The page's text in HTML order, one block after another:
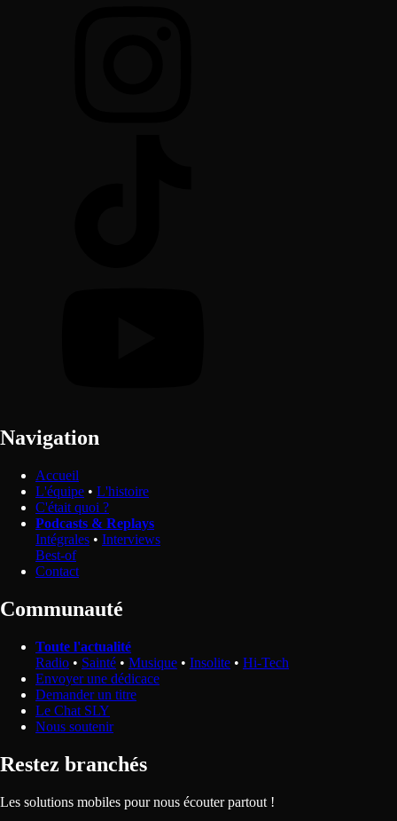
Navigation
Accueil
L'équipe • L'histoire
C'était quoi ?
Podcasts & Replays
Intégrales • Interviews
Best-of
Contact
Communauté
Toute l'actualité
Radio • Sainté • Musique • Insolite • Hi-Tech
Envoyer une dédicace
Demander un titre
Le Chat SLY
Nous soutenir
Restez branchés
Les solutions mobiles pour nous écouter partout !